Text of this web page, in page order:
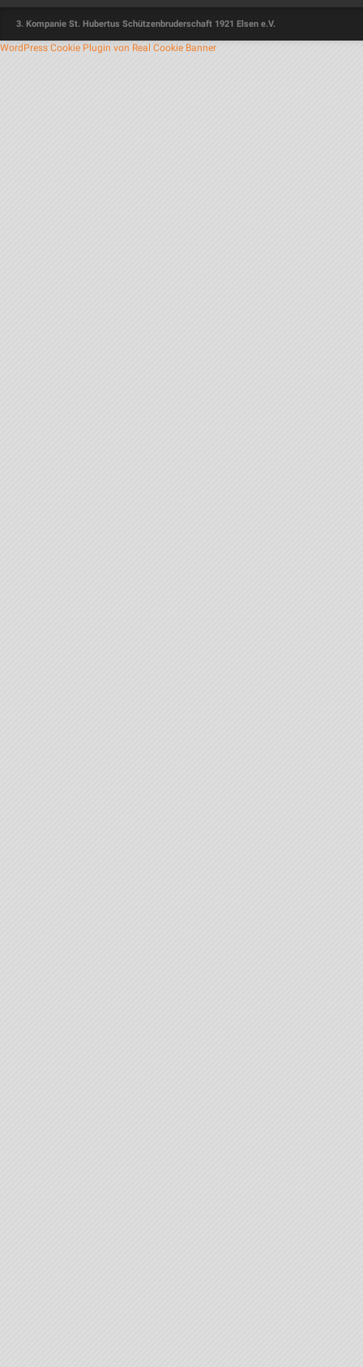
3. Kompanie St. Hubertus Schützenbruderschaft 1921 Elsen e.V.
WordPress Cookie Plugin von Real Cookie Banner